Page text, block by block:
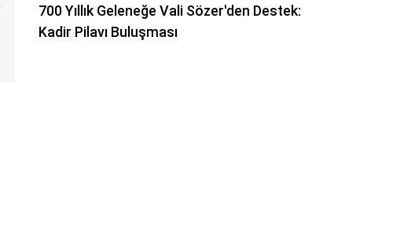
700 Yıllık Geleneğe Vali Sözer'den Destek:
Kadir Pilavı Buluşması